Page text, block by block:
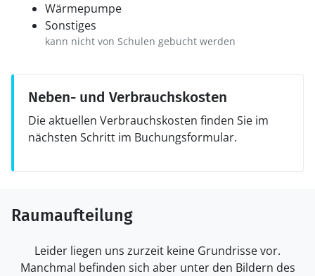
Wärmepumpe
Sonstiges
kann nicht von Schulen gebucht werden
Neben- und Verbrauchskosten
Die aktuellen Verbrauchskosten finden Sie im
nächsten Schritt im Buchungsformular.
Raumaufteilung
Leider liegen uns zurzeit keine Grundrisse vor.
Manchmal befinden sich aber unter den Bildern des